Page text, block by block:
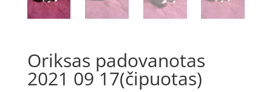
Oriksas padovanotas
2021 09 17(čipuotas)